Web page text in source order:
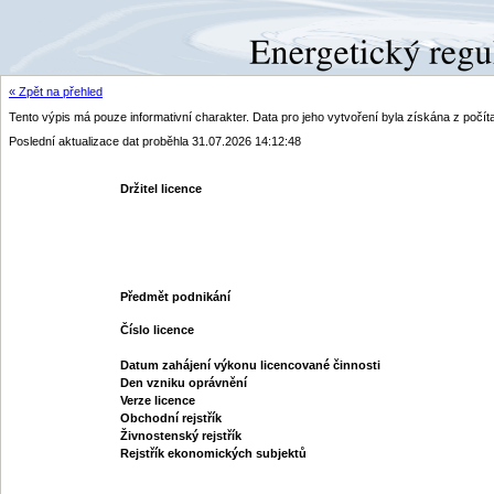
« Zpět na přehled
Tento výpis má pouze informativní charakter. Data pro jeho vytvoření byla získána z
Poslední aktualizace dat proběhla 31.07.2026 14:12:48
Držitel licence
Předmět podnikání
Číslo licence
Datum zahájení výkonu licencované činnosti
Den vzniku oprávnění
Verze licence
Obchodní rejstřík
Živnostenský rejstřík
Rejstřík ekonomických subjektů